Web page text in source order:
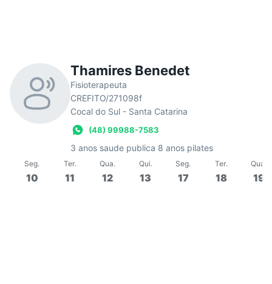
Thamires Benedet
Fisioterapeuta
CREFITO/271098f
Cocal do Sul - Santa Catarina
(48) 99988-7583
3 anos saude publica 8 anos pilates
Seg.
10
Ter.
11
Qua.
12
Qui.
13
Seg.
17
Ter.
18
Qua
19